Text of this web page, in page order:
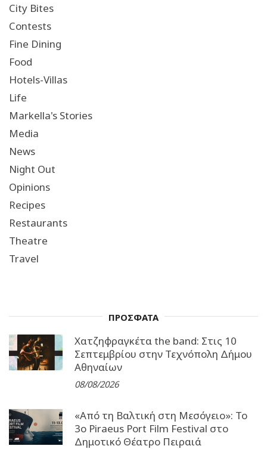
City Bites
Contests
Fine Dining
Food
Hotels-Villas
Life
Markella's Stories
Media
News
Night Out
Opinions
Recipes
Restaurants
Theatre
Travel
ΠΡΟΣΦΑΤΑ
Χατζηφραγκέτα the band: Στις 10
Σεπτεμβρίου στην Τεχνόπολη Δήμου
Αθηναίων
08/08/2026
«Από τη Βαλτική στη Μεσόγειο»: Το
3o Piraeus Port Film Festival στο
Δημοτικό Θέατρο Πειραιά